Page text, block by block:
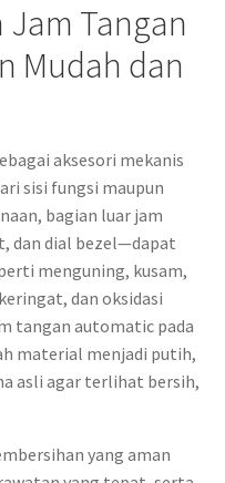
Tangan
Mudah dan
aksesori mekanis
sisi fungsi maupun
bagian luar jam
dan dial bezel—dapat
menguning, kusam,
dan oksidasi
tangan automatic pada
material menjadi putih,
asli agar terlihat bersih,
yang aman